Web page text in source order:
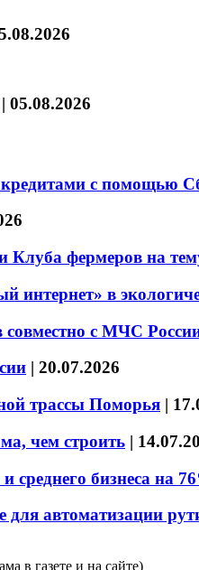
| 05.08.2026
с помощью
фермеров на
интернет» в
с МЧС
| 20.07.2026
трассы Поморья |
чем строить |
бизнеса на
для автоматизации
в газете и на сайте)